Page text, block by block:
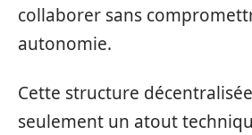
collaborer sans
autonomie.
Cette structure décentralisée
seulement un atout